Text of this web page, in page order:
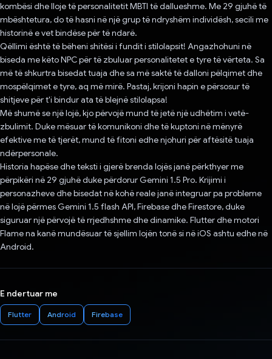
kombësi dhe lloje të personalitetit MBTI të dallueshme. Me 29 gjuhë të
mbështetura, do të hasni në një grup të ndryshëm individësh, secili me
historinë e vet bindëse për të ndarë.
Qëllimi është të bëheni shitësi i fundit i stilolapsit! Angazhohuni në
biseda me këto NPC për të zbuluar personalitetet e tyre të vërteta. Sa
më të shkurtra bisedat tuaja dhe sa më saktë të dalloni pëlqimet dhe
mospëlqimet e tyre, aq më mirë. Pastaj, krijoni hapin e përsosur të
shitjeve për t'i bindur ata të blejnë stilolapsa!
Më shumë se një lojë, kjo përvojë mund të jetë një udhëtim i vetë-
zbulimit. Duke mësuar të komunikoni dhe të kuptoni në mënyrë
efektive me të tjerët, mund të fitoni edhe njohuri për aftësitë tuaja
ndërpersonale.
Historia hapëse dhe teksti i gjerë brenda lojës janë përkthyer me
përpikëri në 29 gjuhë duke përdorur Gemini 1.5 Pro. Krijimi i
personazheve dhe bisedat në kohë reale janë integruar pa probleme
në lojë përmes Gemini 1.5 flash API, Firebase dhe Firestore, duke
siguruar një përvojë të rrjedhshme dhe dinamike. Flutter dhe motori
Flame na kanë mundësuar të sjellim lojën tonë si në iOS ashtu edhe në
Android.
E ndertuar me
Flutter Android Firebase